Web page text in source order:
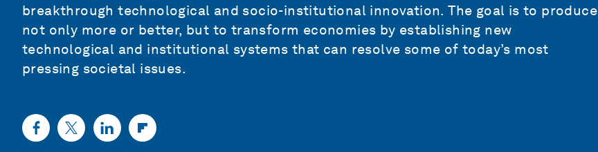
breakthrough technological and socio-institutional innovation. The goal is to produce
not only more or better, but to transform economies by establishing new
technological and institutional systems that can resolve some of today’s most
pressing societal issues.